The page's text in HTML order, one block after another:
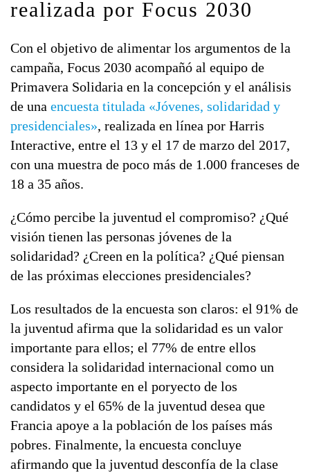
realizada por Focus 2030
Con el objetivo de alimentar los argumentos de la
campaña, Focus 2030 acompañó al equipo de
Primavera Solidaria en la concepción y el análisis
de una encuesta titulada «Jóvenes, solidaridad y
presidenciales», realizada en línea por Harris
Interactive, entre el 13 y el 17 de marzo del 2017,
con una muestra de poco más de 1.000 franceses de
18 a 35 años.
¿Cómo percibe la juventud el compromiso? ¿Qué
visión tienen las personas jóvenes de la
solidaridad? ¿Creen en la política? ¿Qué piensan
de las próximas elecciones presidenciales?
Los resultados de la encuesta son claros: el 91% de
la juventud afirma que la solidaridad es un valor
importante para ellos; el 77% de entre ellos
considera la solidaridad internacional como un
aspecto importante en el poryecto de los
candidatos y el 65% de la juventud desea que
Francia apoye a la población de los países más
pobres. Finalmente, la encuesta concluye
afirmando que la juventud desconfía de la clase